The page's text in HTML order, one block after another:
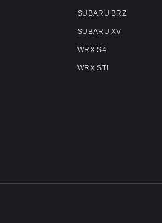
SUBARU BRZ
SUBARU XV
WRX S4
WRX STI